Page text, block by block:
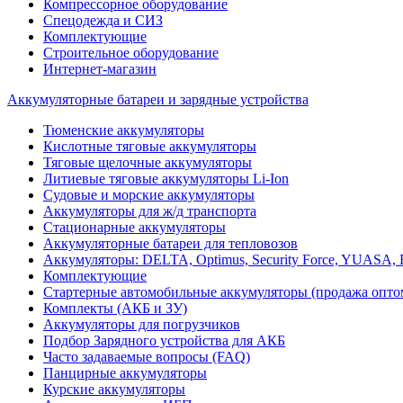
Компрессорное оборудование
Спецодежда и СИЗ
Комплектующие
Строительное оборудование
Интернет-магазин
Аккумуляторные батареи и зарядные устройства
Тюменские аккумуляторы
Кислотные тяговые аккумуляторы
Тяговые щелочные аккумуляторы
Литиевые тяговые аккумуляторы Li-Ion
Судовые и морские аккумуляторы
Аккумуляторы для ж/д транспорта
Стационарные аккумуляторы
Аккумуляторные батареи для тепловозов
Аккумуляторы: DELTA, Optimus, Security Force,
Комплектующие
Стартерные автомобильные аккумуляторы (продажа
Комплекты (АКБ и ЗУ)
Аккумуляторы для погрузчиков
Подбор Зарядного устройства для АКБ
Часто задаваемые вопросы (FAQ)
Панцирные аккумуляторы
Курские аккумуляторы